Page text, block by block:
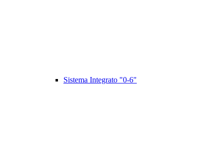
Sistema Integrato "0-6"